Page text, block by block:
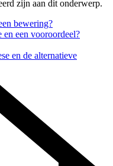
zijn aan dit onderwerp.
bewering?
en een vooroordeel?
en de alternatieve